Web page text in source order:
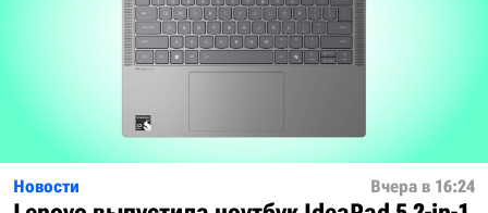
Новости Вчера в 16:24